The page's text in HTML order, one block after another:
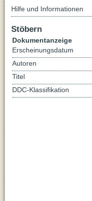
Hilfe und Informationen
Stöbern
Dokumentanzeige
Erscheinungsdatum
Autoren
Titel
DDC-Klassifikation